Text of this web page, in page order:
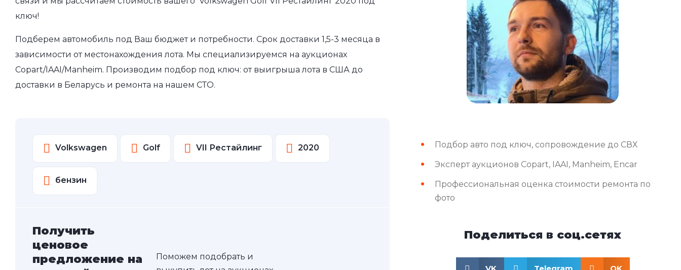
ключ!
Подберем автомобиль под Ваш бюджет и потребности. Срок доставки 1,5-3 месяца в
зависимости от местонахождения лота. Мы специализируемся на аукционах
Copart/IAAI/Manheim. Производим подбор под ключ: от выигрыша лота в США до
доставки в Беларусь и ремонта на нашем СТО.
Volkswagen Golf VII Рестайлинг 2020
бензин
Получить
ценовое
предложение на
Поможем подобрать и
Подбор авто под ключ, сопровождение до СВХ
Эксперт аукционов Copart, IAAI, Manheim, Encar
Профессиональная оценка стоимости ремонта по
фото
Поделиться в соц.сетях